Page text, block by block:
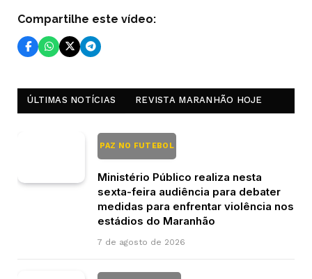
Compartilhe este vídeo:
ÚLTIMAS NOTÍCIAS REVISTA MARANHÃO HOJE
PAZ NO FUTEBOL
Ministério Público realiza nesta
sexta-feira audiência para debater
medidas para enfrentar violência nos
estádios do Maranhão
7 de agosto de 2026